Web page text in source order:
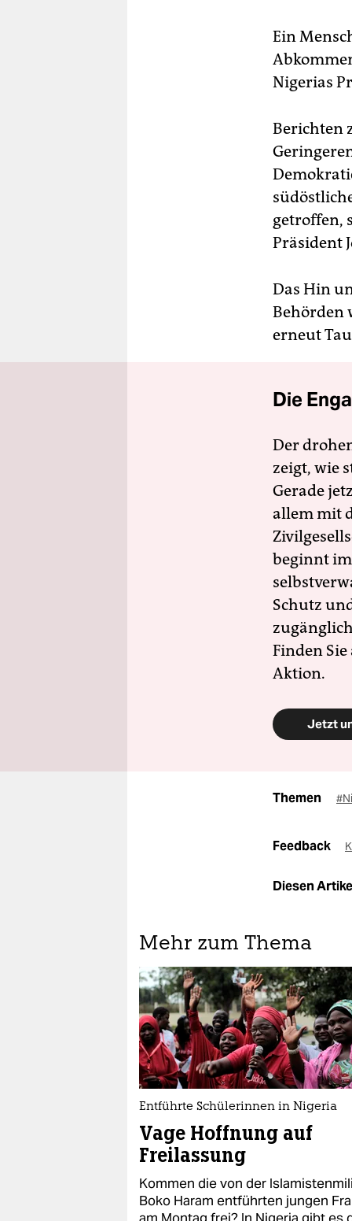
Ein
Nigerias
Berichten
getroffen,
Präsident
Das Hin
Behörden
erneut
Die
Der
zeigt, wie
Gerade
allem mit
beginnt
Schutz
Finden
Aktion.
Jetzt
Themen
Feedback
Diesen
Mehr zum Thema
Entführte Schülerinnen in Nigeria
Vage Hoffnung auf
Freilassung
Kommen die von der
Boko Haram entführten jungen